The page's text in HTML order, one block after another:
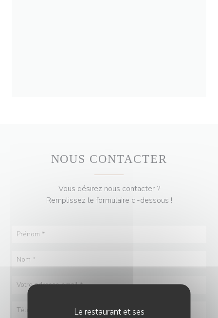
Le restaurant et ses
NOUS CONTACTER
Vous désirez nous contacter ?
Remplissez le formulaire ci-dessous !